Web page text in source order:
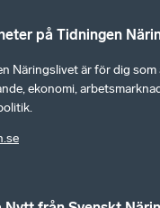
på Tidningen
Näringslivet är för dig som
ekonomi,